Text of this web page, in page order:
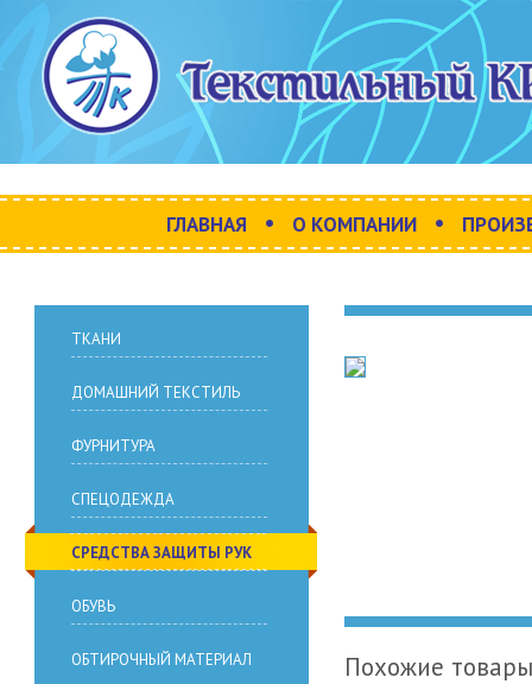
ГЛАВНАЯ • О КОМПАНИИ •
Похожие товары
ТКАНИ
ДОМАШНИЙ ТЕКСТИЛЬ
ФУРНИТУРА
СПЕЦОДЕЖДА
СРЕДСТВА ЗАЩИТЫ РУК
ОБУВЬ
ОБТИРОЧНЫЙ МАТЕРИАЛ